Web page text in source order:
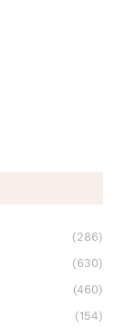
(286)
(630)
(460)
(154)